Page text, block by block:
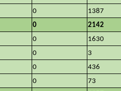
0
1387
0
2142
0
1630
0
3
0
436
0
73